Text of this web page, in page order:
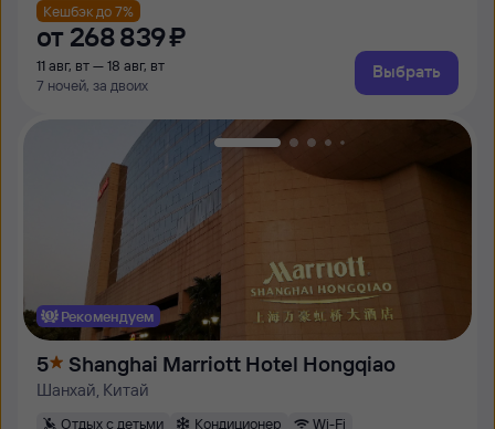
Кешбэк до 7%
от 268 ⁠839 ⁠₽
11 авг, вт — 18 авг, вт
7 ночей, за двоих
Выбрать
Рекомендуем
5 Shanghai Marriott Hotel Hongqiao
Шанхай, Китай
Отдых с детьми Кондиционер Wi-Fi